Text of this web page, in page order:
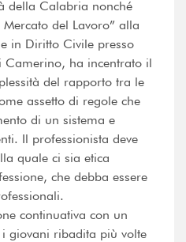
della Calabria nonché
del Lavoro” alla
in Diritto Civile presso
Camerino, ha incentrato il
del rapporto tra le
assetto di regole che
di un sistema e
Il professionista deve
quale ci sia etica
che debba essere
continuativa con un
giovani ribadita più volte